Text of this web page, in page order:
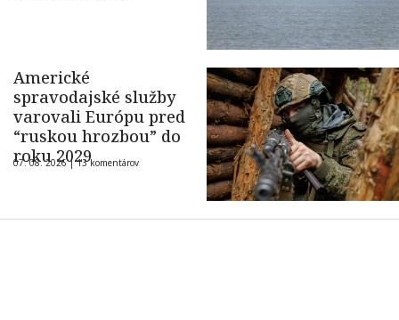
Americké
spravodajské služby
varovali Európu pred
“ruskou hrozbou” do
roku 2029
07. 08. 2026 |13 komentárov